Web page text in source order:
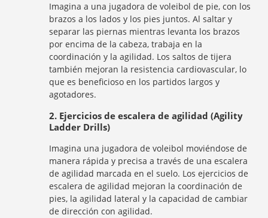
Imagina a una jugadora de voleibol de pie, con los
brazos a los lados y los pies juntos. Al saltar y
separar las piernas mientras levanta los brazos
por encima de la cabeza, trabaja en la
coordinación y la agilidad. Los saltos de tijera
también mejoran la resistencia cardiovascular, lo
que es beneficioso en los partidos largos y
agotadores.
2. Ejercicios de escalera de agilidad (Agility
Ladder Drills)
Imagina una jugadora de voleibol moviéndose de
manera rápida y precisa a través de una escalera
de agilidad marcada en el suelo. Los ejercicios de
escalera de agilidad mejoran la coordinación de
pies, la agilidad lateral y la capacidad de cambiar
de dirección con agilidad.